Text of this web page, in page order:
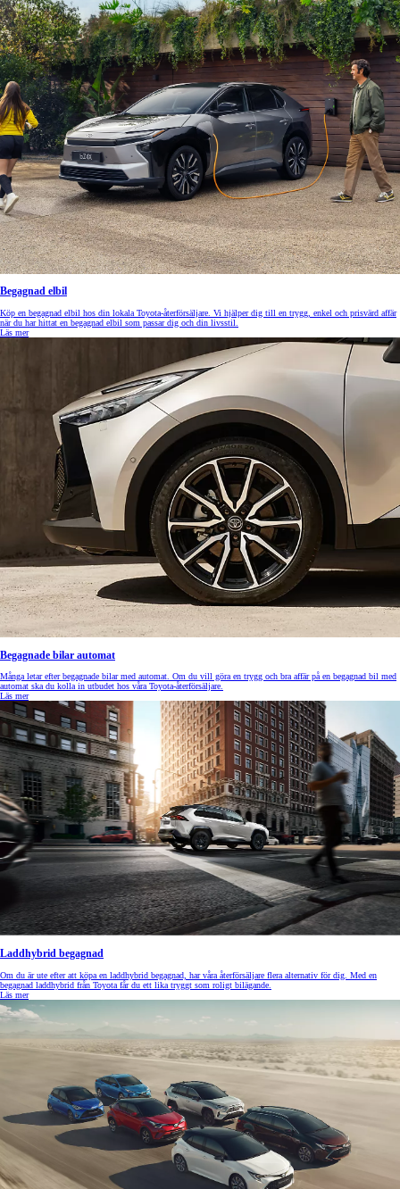
Begagnad elbil
Köp en begagnad elbil hos din lokala Toyota-återförsäljare. Vi hjälper dig till en trygg, enkel och prisvärd affär
när du har hittat en begagnad elbil som passar dig och din livsstil.
Läs mer
Begagnade bilar automat
Många letar efter begagnade bilar med automat. Om du vill göra en trygg och bra affär på en begagnad bil med
automat ska du kolla in utbudet hos våra Toyota-återförsäljare.
Läs mer
Laddhybrid begagnad
Om du är ute efter att köpa en laddhybrid begagnad, har våra återförsäljare flera alternativ för dig. Med en
begagnad laddhybrid från Toyota får du ett lika tryggt som roligt bilägande.
Läs mer